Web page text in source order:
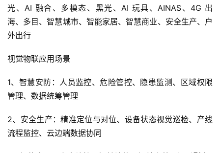
光、AI 融合、多模态、黑光、AI 玩具、AINAS、4G 出
海、多目、智慧城市、智能家居、智慧商业、安全生产、户
外出行
视觉物联应用场景
1、智慧安防：人员监控、危险管控、隐患监测、区域权限
管理、数据统筹管理
2、安全生产：精准定位与对位、设备状态视觉巡检、产线
流程监控、云边端数据协同